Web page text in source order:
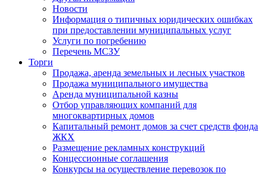
Новости
Информация о типичных юридических ошибках
при предоставлении муниципальных услуг
Услуги по погребению
Перечень МСЗУ
Торги
Продажа, аренда земельных и лесных участков
Продажа муниципального имущества
Аренда муниципальной казны
Отбор управляющих компаний для
многоквартирных домов
Капитальный ремонт домов за счет средств фонда
ЖКХ
Размещение рекламных конструкций
Концессионные соглашения
Конкурсы на осуществление перевозок по